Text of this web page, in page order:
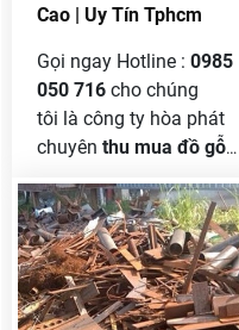
Cao | Uy Tín Tphcm
Gọi ngay Hotline : 0985
050 716 cho chúng
tôi là công ty hòa phát
chuyên thu mua đồ gỗ
gỗ , giường gỗ , lục bình
gỗ cũ , tủ gỗ cũ gia đình
xài lâu năm do không
gian nhà bạn nhỏ trật
hẹp không thích hợp